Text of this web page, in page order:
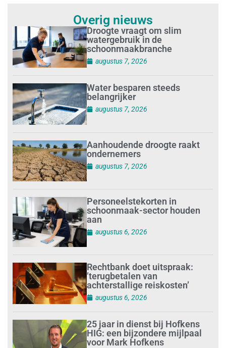
Overig nieuws
Droogte vraagt om slim
watergebruik in de
schoonmaakbranche
augustus 7, 2026
Water besparen steeds
belangrijker
augustus 7, 2026
Aanhoudende droogte raakt
ondernemers
augustus 7, 2026
Personeelstekorten in
schoonmaak-sector houden
aan
augustus 6, 2026
Rechtbank doet uitspraak:
’terugbetalen van
achterstallige reiskosten’
augustus 6, 2026
25 jaar in dienst bij Hofkens
HIG: een bijzondere mijlpaal
voor Mark Hofkens